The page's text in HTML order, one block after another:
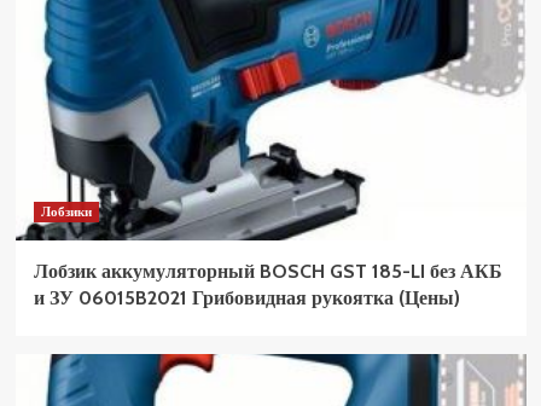
Лобзики
Лобзик аккумуляторный BOSCH GST 185-LI без АКБ
и ЗУ 06015B2021 Грибовидная рукоятка (Цены)